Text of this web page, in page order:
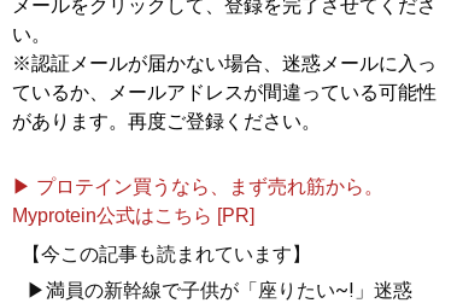
メールをクリックして、登録を完了させてくださ
い。
※認証メールが届かない場合、迷惑メールに入っ
ているか、メールアドレスが間違っている可能性
があります。再度ご登録ください。
▶ プロテイン買うなら、まず売れ筋から。
Myprotein公式はこちら [PR]
【今この記事も読まれています】
▶満員の新幹線で子供が「座りたい~!」迷惑